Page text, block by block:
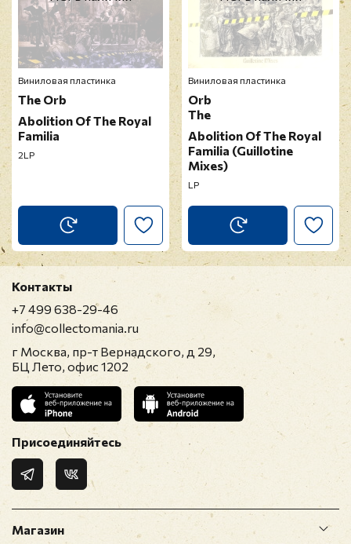
Виниловая пластинка
The Orb
Abolition Of The Royal
Familia
2LP
Виниловая пластинка
Orb
The
Abolition Of The Royal
Familia (Guillotine
Mixes)
LP
Магазин
Контакты
+7 499 638-29-46
info@collectomania.ru
г Москва, пр-т Вернадского, д 29,
БЦ Лето, офис 1202
Присоединяйтесь